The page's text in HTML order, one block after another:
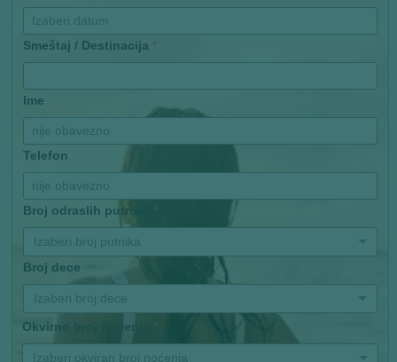
Smeštaj / Destinacija *
Ime
Telefon
Broj odraslih putnika *
Izaberi broj putnika
Broj dece
Izaberi broj dece
Okvirno broj noćenja *
Izaberi okviran broj noćenja